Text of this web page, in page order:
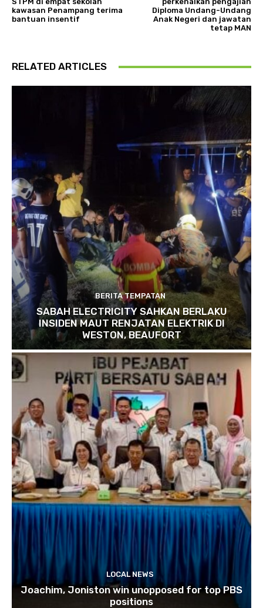
kawasan Penampang terima
bantuan insentif
Diploma Undang-Undang
Anak Negeri dan jawatan
tetap MAN
RELATED ARTICLES
BERITA TEMPATAN
SABAH ELECTRICITY SAHKAN BERLAKU
INSIDEN MAUT RENJATAN ELEKTRIK DI
WESTON, BEAUFORT
LOCAL NEWS
Joachim, Joniston win unopposed for top PBS
positions